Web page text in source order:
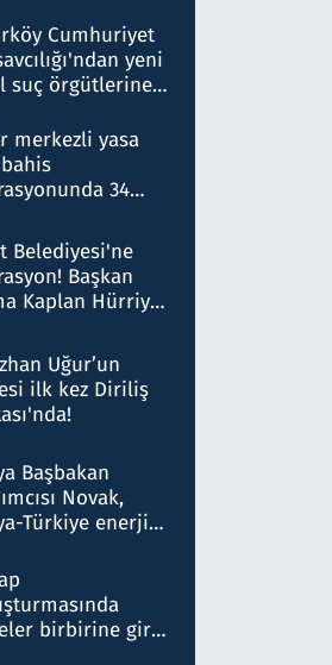
Cumhuriyet
yeni
suç örgütlerine
gözaltı kararı
merkezli yasa
bahis
34
liralık para
tespit edildi
Belediyesi'ne
Başkan
Kaplan Hürriyet
Uğur’un
ilk kez Diriliş
Başbakan
Novak,
Türkiye enerji
olduğunu
birbirine girdi: